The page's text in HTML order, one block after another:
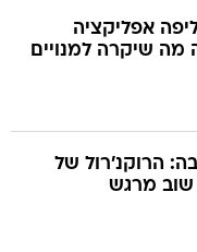
אפליקציה
מה שיקרה למנויים
הרוקנ'רול של
שוב מרגש